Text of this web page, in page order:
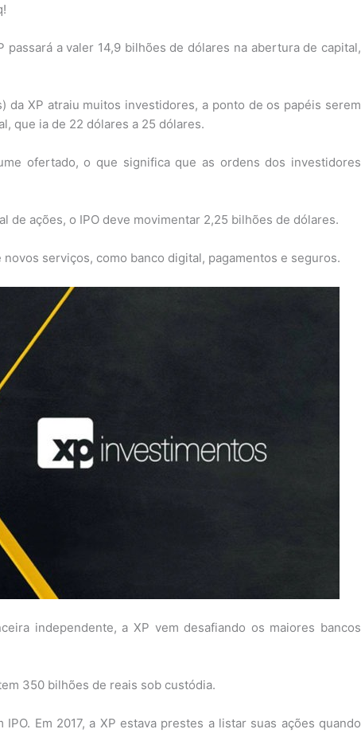
a valer 14,9 bilhões de dólares na abertura de capital,
da XP atraiu muitos investidores, a ponto de os papéis serem
que ia de 22 dólares a 25 dólares.
ofertado, o que significa que as ordens dos investidores
de ações, o IPO deve movimentar 2,25 bilhões de dólares.
serviços, como banco digital, pagamentos e seguros.
independente, a XP vem desafiando os maiores bancos
350 bilhões de reais sob custódia.
Em 2017, a XP estava prestes a listar suas ações quando